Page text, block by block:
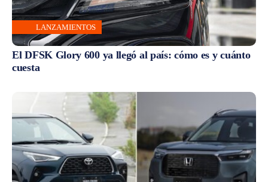
LANZAMIENTOS
El DFSK Glory 600 ya llegó al país: cómo es y cuánto
cuesta